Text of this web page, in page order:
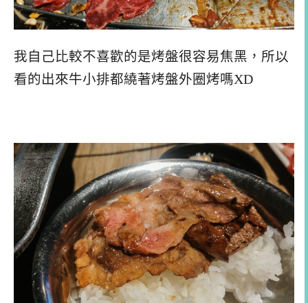
我自己比較不喜歡的是烤盤很容易焦黑，所以
看的出來牛小排都繞著烤盤外圈烤嗎XD